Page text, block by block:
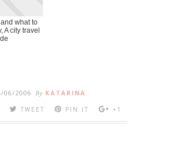
what to
A city travel
06/2006 By KATARINA
TWEET PIN IT +1